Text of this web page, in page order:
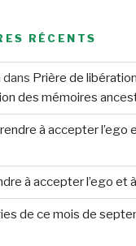
RÉCENTS
dans Prière de
des mémoires
à accepter l’ego
à accepter l’ego et
de ce mois de